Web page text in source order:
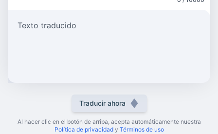
Texto traducido
Traducir ahora
Al hacer clic en el botón de arriba, acepta automáticamente nuestra
Política de privacidad y Términos de uso